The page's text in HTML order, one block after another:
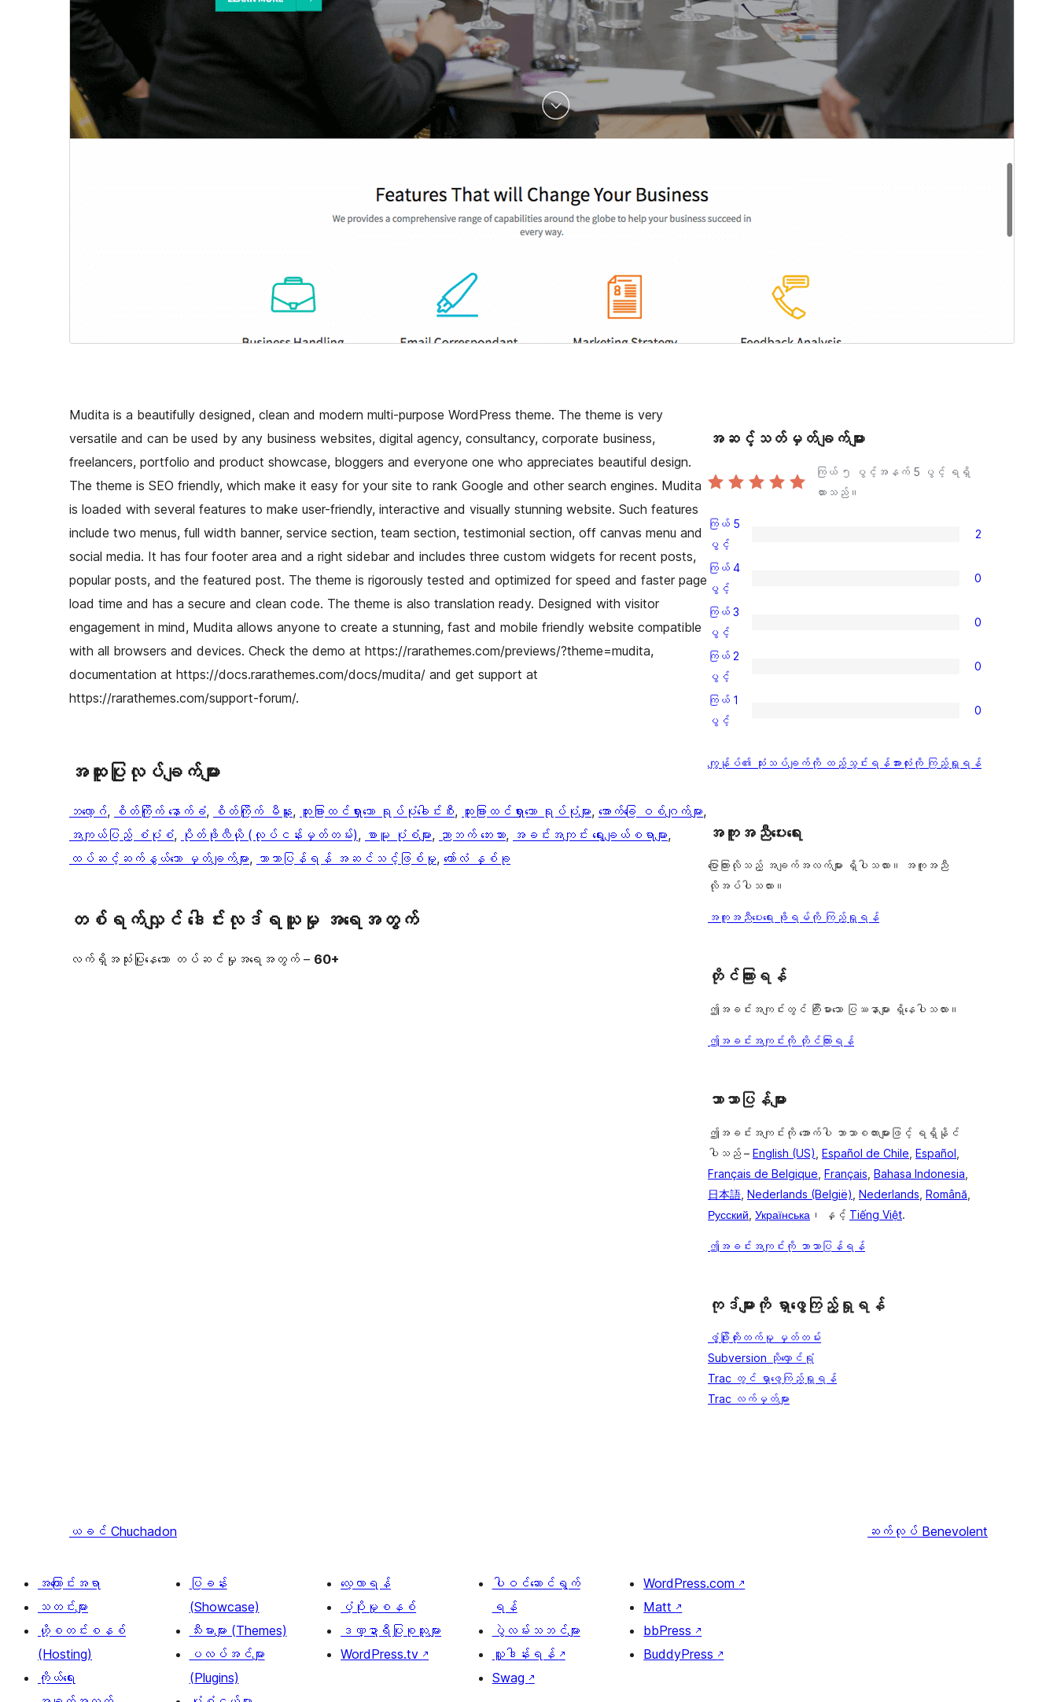
Mudita is a beautifully designed, clean and modern multi-purpose WordPress theme. The theme is very
versatile and can be used by any business websites, digital agency, consultancy, corporate business,
freelancers, portfolio and product showcase, bloggers and everyone one who appreciates beautiful design.
The theme is SEO friendly, which make it easy for your site to rank Google and other search engines. Mudita
is loaded with several features to make user-friendly, interactive and visually stunning website. Such features
include two menus, full width banner, service section, team section, testimonial section, off canvas menu and
social media. It has four footer area and a right sidebar and includes three custom widgets for recent posts,
popular posts, and the featured post. The theme is rigorously tested and optimized for speed and faster page
load time and has a secure and clean code. The theme is also translation ready. Designed with visitor
engagement in mind, Mudita allows anyone to create a stunning, fast and mobile friendly website compatible
with all browsers and devices. Check the demo at https://rarathemes.com/previews/?theme=mudita,
documentation at https://docs.rarathemes.com/docs/mudita/ and get support at
https://rarathemes.com/support-forum/.
အ​ထူး​ပြု​လုပ်​ချက်​များ
ဘလော့ဂ်, စိတ်ကြိုက် နောက်ခံ, စိတ်ကြိုက် မီနူး, ထူးခြားထင်ရှားသော ရုပ်ပုံခေါင်းစီး, ထူးခြားထင်ရှားသော ရုပ်ပုံများ, အောက်ခြေ ဝစ်ဂျက်များ
အကျယ်ပြည့် စံပုံစံ, ပိုတ်ဖိုလီယို (လုပ်ငန်းမှတ်တမ်း), စာမူ ပုံစံများ, ညာဘက် ဘေးဘား, အခင်းအကျင်း ရွေးချယ်စရာများ
ထပ်ဆင့်ဆက်နွယ်သော မှတ်ချက်များ, ဘာသာပြန်ရန် အဆင်သင့်ဖြစ်မှု, ကော်လံ နှစ်ခု
တစ်ရက်လျှင် ဒေါင်းလုဒ်ရယူမှု အရေအတွက်
လက်ရှိအသုံးပြုနေသော တပ်ဆင်မှုအရေအတွက် – 60+
အဆင့်သတ်မှတ်ချက်များ
ကြယ် ၅ ပွင့်အနက် 5 ပွင့် ရရှိ
ထားသည်။
ကြယ်
5
ပွင့်
အဆင့်
သုံးသပ်
2
စောင်
ကြယ် 5
ပွင့်
2
ကြယ်
4
ပွင့်
အဆင့်
သုံးသပ်
0
စောင်
ကြယ် 4
ပွင့်
0
ကြယ်
3
ပွင့်
အဆင့်
သုံးသပ်
ကြယ် 3
ပွင့်
0
ကြယ်
2
ပွင့်
သုံးသပ်
ကြယ် 2
ပွင့်
0
ကြယ်
ပွင့်
စောင်
ကြယ် 1
ပွင့်
0
ကျွန်ုပ်၏ သုံးသပ်ချက်ကို ထည့်သွင်းရန်သုံးသပ်
အားလုံးကို ကြည့်ရှုရန်
အကူအညီပေးရေး
ပြောကြားလိုသည့် အချက်အလက်များ ရှိပါသလား။ အကူအညီ
လိုအပ်ပါသလား။
အကူအညီပေးရေး ဖိုရမ်ကို ကြည့်ရှုရန်
တိုင်ကြားရန်
ဤအခင်းအကျင်းတွင် ကြီးမားသော ပြဿနာများ ရှိနေပါသလား။
ဤအခင်းအကျင်းကို တိုင်ကြားရန်
ဘာသာပြန်များ
ဤအခင်းအကျင်းကို အောက်ပါ ဘာသာစကားများဖြင့် ရရှိနိုင်
ပါသည် – English (US) Español de Chile Español
Français de Belgique Français Bahasa Indonesia
日本語 Nederlands (België) Nederlands Română
Русский Українська ၊ နှင့် Tiếng Việt.
ဤအခင်းအကျင်းကို ဘာသာပြန်ရန်
ကုဒ်များကို ရှာဖွေကြည့်ရှုရန်
ဖွံ့ဖြိုးတိုးတက်မှု မှတ်တမ်း
Subversion သိုလှောင်ရုံ
Trac တွင် ရှာဖွေကြည့်ရှုရန်
Trac လက်မှတ်များ
ယခင် Chuchadon ဆက်လုပ် Benevolent
အကြောင်းအရာ
သတင်းများ
ဟို့စတင်းစနစ်
(Hosting)
ကိုယ်ရေး
ပြခန်း
(Showcase)
သီးမားများ (Themes)
ပလပ်အင်များ
(Plugins)
လေ့လာရန်
ပံ့ပိုးမှုစနစ်
ဒဏ္ဍာရီပြုစုသူများ
WordPress.tv ↗
ပါဝင်ဆောင်ရွက်
ရန်
ပွဲလမ်းသဘင်များ
လှူဒါန်းရန် ↗
Swag ↗
WordPress.com ↗
Matt ↗
bbPress ↗
BuddyPress ↗